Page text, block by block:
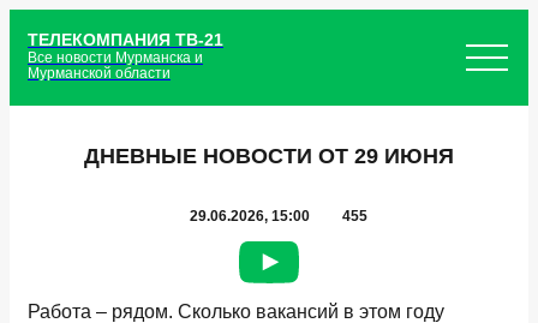
ТЕЛЕКОМПАНИЯ ТВ-21
Все новости Мурманска и
Мурманской области
ДНЕВНЫЕ НОВОСТИ ОТ 29 ИЮНЯ
29.06.2026, 15:00 455
Работа – рядом. Сколько вакансий в этом году